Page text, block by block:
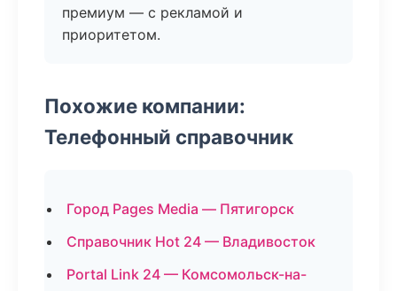
премиум — с рекламой и
приоритетом.
Похожие компании:
Телефонный справочник
Город Pages Media — Пятигорск
Справочник Hot 24 — Владивосток
Portal Link 24 — Комсомольск-на-